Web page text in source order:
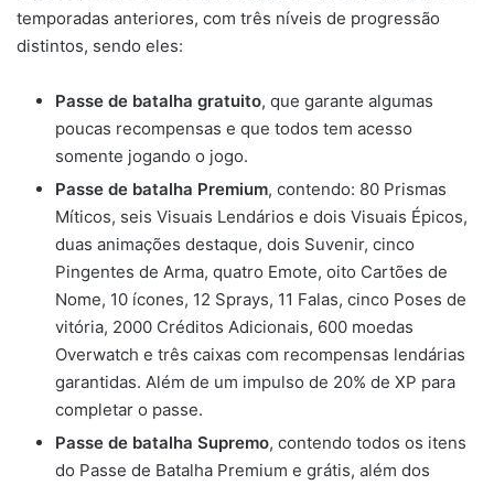
temporadas anteriores, com três níveis de progressão
distintos, sendo eles:
Passe de batalha gratuito, que garante algumas
poucas recompensas e que todos tem acesso
somente jogando o jogo.
Passe de batalha Premium, contendo: 80 Prismas
Míticos, seis Visuais Lendários e dois Visuais Épicos,
duas animações destaque, dois Suvenir, cinco
Pingentes de Arma, quatro Emote, oito Cartões de
Nome, 10 ícones, 12 Sprays, 11 Falas, cinco Poses de
vitória, 2000 Créditos Adicionais, 600 moedas
Overwatch e três caixas com recompensas lendárias
garantidas. Além de um impulso de 20% de XP para
completar o passe.
Passe de batalha Supremo, contendo todos os itens
do Passe de Batalha Premium e grátis, além dos